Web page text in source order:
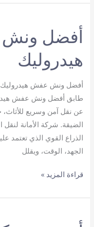
رفع
أفضل
هيدروليك
أفضل ونش عفش هيدروليك –
طابق أفضل ونش عفش
عن نقل آمن وسريع للأثاث،
الضيقة. شركة الأمانة
الذراع القوي الذي تعتمد
الجهد، الوقت، ويقلل
أفضل
عفش
قراءة المزيد »